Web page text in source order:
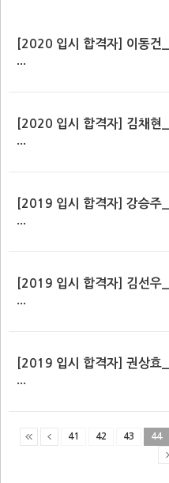
[2020 입시 합격자] 이동건
[2020 입시 합격자] 김채현
[2019 입시 합격자] 강승주
[2019 입시 합격자] 김선우
[2019 입시 합격자] 권상효
41 42 43 44